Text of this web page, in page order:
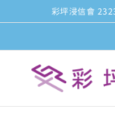
to
content
彩坪浸信會